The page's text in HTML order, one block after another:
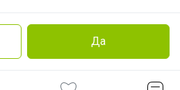
Да
1122468054070, 2012 -2026
пользователя